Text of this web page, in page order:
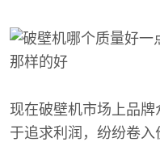
现在破壁机市场上品
于追求利润，纷纷卷入